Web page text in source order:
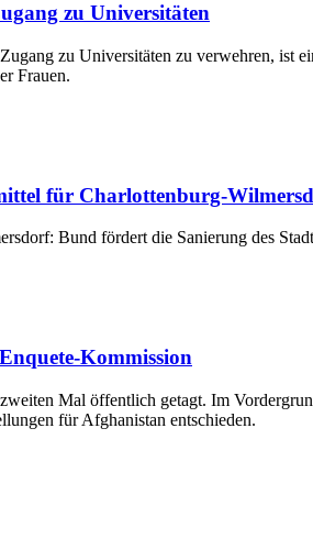
zu Universitäten
zu Universitäten zu verwehren, ist
Frauen.
für Charlottenburg-
Bund fördert die Sanierung des
Kommission
Mal öffentlich getagt. Im
für Afghanistan entschieden.